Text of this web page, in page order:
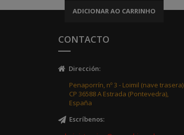
ADICIONAR AO CARRINHO
CONTACTO
Dirección:
Penaporrín, nº 3 - Loimil (nave trasera)
CP 36588 A Estrada (Pontevedra),
España
Escríbenos: